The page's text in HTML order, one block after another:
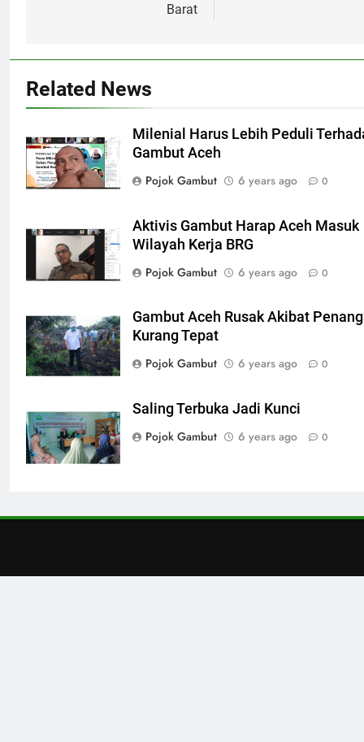
Barat
Related News
Milenial Harus Lebih Peduli
Gambut Aceh
Pojok Gambut
6 years ago 0
Aktivis Gambut Harap Aceh Masuk
Wilayah Kerja BRG
Pojok Gambut
6 years ago 0
Gambut Aceh Rusak Akibat
Kurang Tepat
Pojok Gambut
6 years ago 0
Saling Terbuka Jadi Kunci
Pojok Gambut
6 years ago 0